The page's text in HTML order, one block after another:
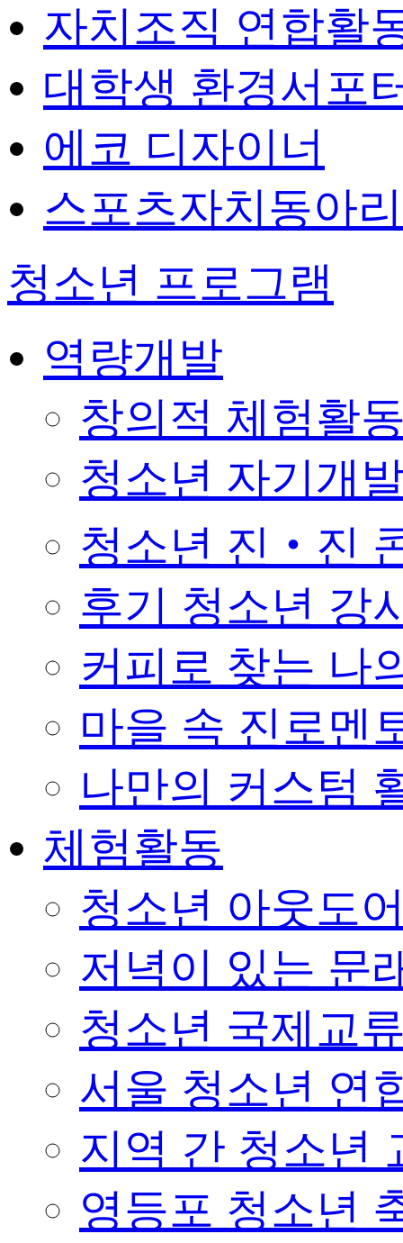
자치조직 연합활
대학생 환경서포
에코 디자이너
스포츠자치동아리
청소년 프로그램
역량개발
창의적 체험활
청소년 자기개
청소년 진‧진
후기 청소년 강
커피로 찾는 나
마을 속 진로멘
나만의 커스텀
체험활동
청소년 아웃도
저녁이 있는 문
청소년 국제교
서울 청소년 연
지역 간 청소년
영등포 청소년